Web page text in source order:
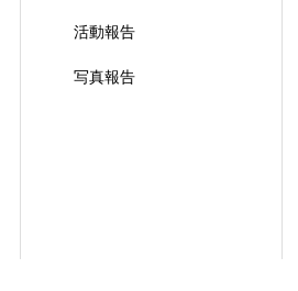
活動報告
写真報告